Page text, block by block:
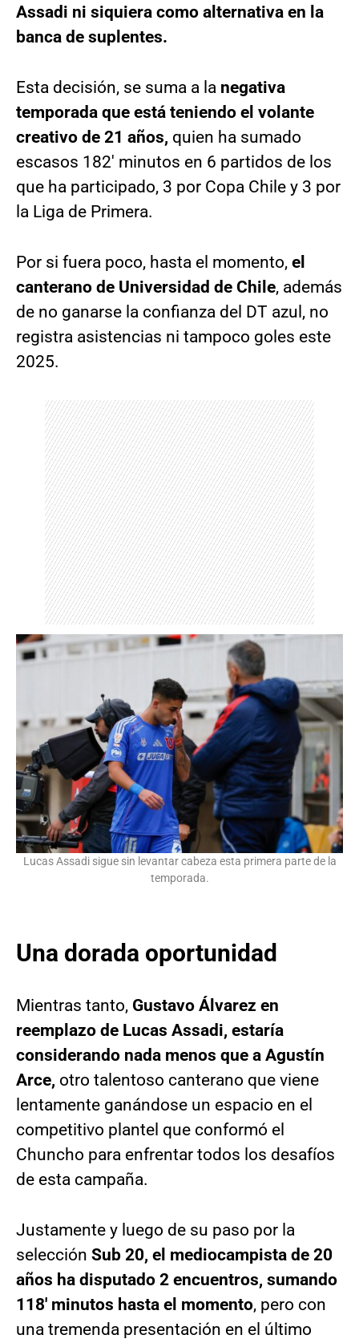
Assadi ni siquiera como alternativa en la
banca de suplentes.
Esta decisión, se suma a la negativa
temporada que está teniendo el volante
creativo de 21 años, quien ha sumado
escasos 182′ minutos en 6 partidos de los
que ha participado, 3 por Copa Chile y 3 por
la Liga de Primera.
Por si fuera poco, hasta el momento, el
canterano de Universidad de Chile, además
de no ganarse la confianza del DT azul, no
registra asistencias ni tampoco goles este
2025.
Lucas Assadi sigue sin levantar cabeza esta primera parte de la
temporada.
Una dorada oportunidad
Mientras tanto, Gustavo Álvarez en
reemplazo de Lucas Assadi, estaría
considerando nada menos que a Agustín
Arce, otro talentoso canterano que viene
lentamente ganándose un espacio en el
competitivo plantel que conformó el
Chuncho para enfrentar todos los desafíos
de esta campaña.
Justamente y luego de su paso por la
selección Sub 20, el mediocampista de 20
años ha disputado 2 encuentros, sumando
118′ minutos hasta el momento, pero con
una tremenda presentación en el último